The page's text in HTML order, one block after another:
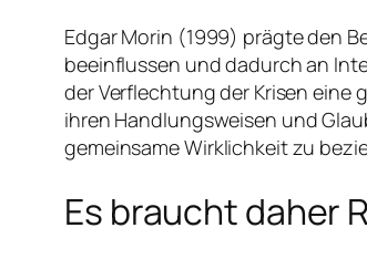
Edgar Morin (1999) prägte den
beeinflussen und dadurch an
der Verflechtung der Krisen eine
ihren Handlungsweisen und
gemeinsame Wirklichkeit zu
Es braucht daher